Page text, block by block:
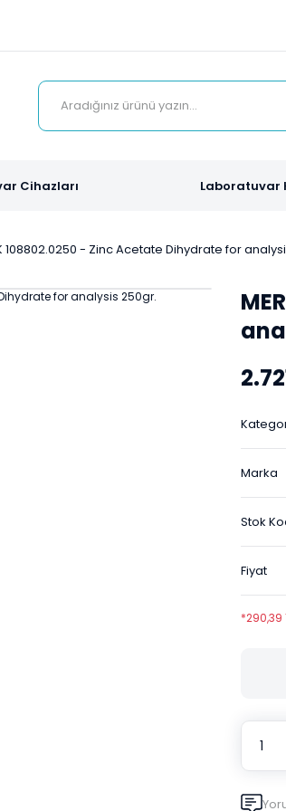
Cihazları Laboratuvar
108802.0250 - Zinc Acetate Dihydrate for
Marka
Stok
Fiyat